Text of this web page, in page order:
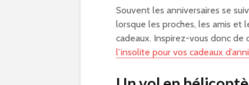
Souvent les anniversaires se
lorsque les proches, les amis et
cadeaux. Inspirez-vous donc de
l’insolite pour vos cadeaux